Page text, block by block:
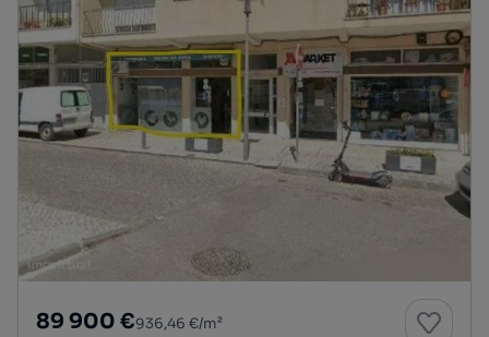
89 900 €936,46 €/m²